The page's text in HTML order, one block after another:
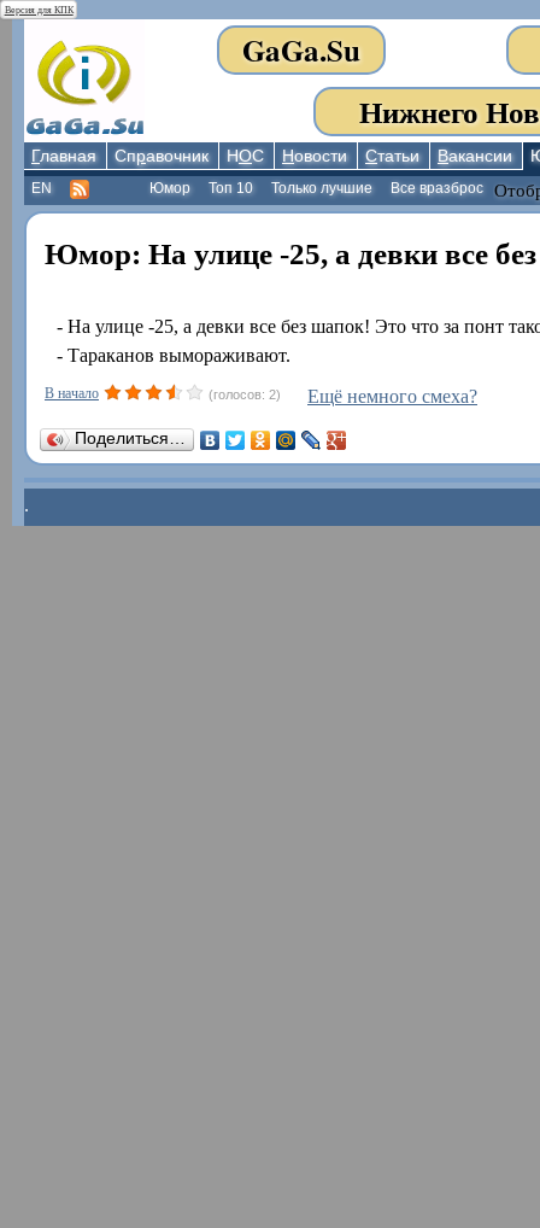
Версия для КПК
GaGa.Su
Нижнего
Главная Справочник НОС Новости Статьи Вакансии
Все вразброс
Только лучшие
Топ 10
Юмор
EN
Юмор: На улице -25, а девки все
- На улице -25, а девки все без шапок! Это что за понт
- Тараканов вымораживают.
В начало (голосов: 2) Ещё немного смеха?
Поделиться…
.